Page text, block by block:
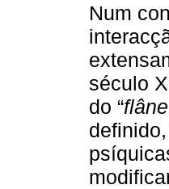
Num
século
do “